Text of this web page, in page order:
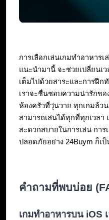
การเลือกเล่นเกมทำอาหาร
แนะนำมานี้ จะช่วยเปลี่ยนเ
เต็มไปด้วยสาระและการฝึก
เราจะชื่นชอบความน่ารักข
ห้องครัวที่วุ่นวาย ทุกเกมล้ว
สามารถเล่นได้ทุกที่ทุกเวลา
สะดวกสบายในการเล่น กา
ปลอดภัยอย่าง 24Buym ก็เ
คำถามที่พบบ่อย
เกมทำอาหารบน iOS